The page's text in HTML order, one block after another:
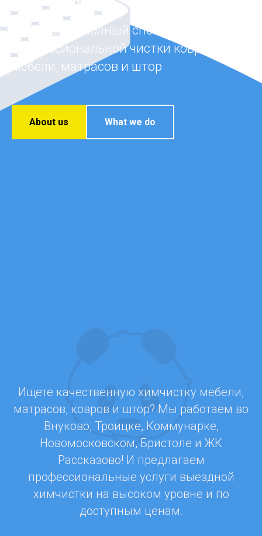
Оказываем полный спектр услуг
профессиональной чистки ковров,
мебели, матрасов и штор
About us What we do
Ищете качественную химчистку мебели,
матрасов, ковров и штор? Мы работаем во
Внуково, Троицке, Коммунарке,
Новомосковском, Бристоле и ЖК
Рассказово! И предлагаем
профессиональные услуги выездной
химчистки на высоком уровне и по
доступным ценам.